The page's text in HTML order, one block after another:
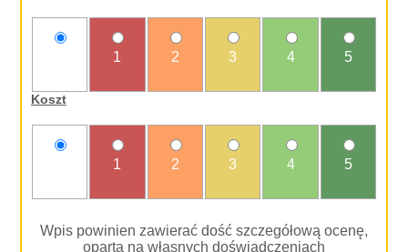
1 2 3 4 5
Koszt
1 2 3 4 5
Wpis powinien zawierać dość szczegółową ocenę,
opartą na własnych doświadczeniach